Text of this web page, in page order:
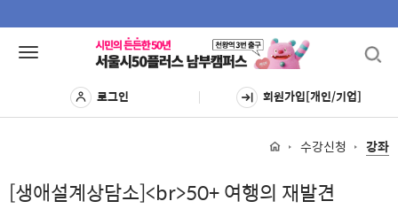
Toggle
로그인 회원가입[개인/기업]
수강신청 강좌
[생애설계상담소]<br>50+ 여행의 재발견